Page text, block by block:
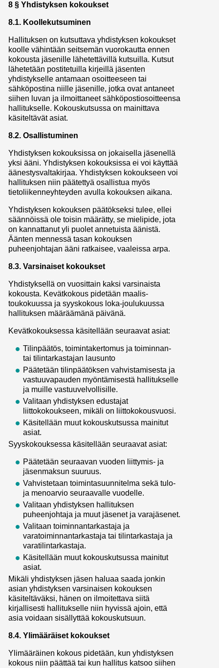
8 § Yhdistyksen kokoukset
8.1. Koollekutsuminen
Hallituksen on kutsuttava yhdistyksen kokoukset
koolle vähintään seitsemän vuorokautta ennen
kokousta jäsenille lähetettävillä kutsuilla. Kutsut
lähetetään postitetuilla kirjeillä jäsenten
yhdistykselle antamaan osoitteeseen tai
sähköpostina niille jäsenille, jotka ovat antaneet
siihen luvan ja ilmoittaneet sähköpostiosoitteensa
hallitukselle. Kokouskutsussa on mainittava
käsiteltävät asiat.
8.2. Osallistuminen
Yhdistyksen kokouksissa on jokaisella jäsenellä
yksi ääni. Yhdistyksen kokouksissa ei voi käyttää
äänestysvaltakirjaa. Yhdistyksen kokoukseen voi
hallituksen niin päätettyä osallistua myös
tietoliikenneyhteyden avulla kokouksen aikana.
Yhdistyksen kokouksen päätökseksi tulee, ellei
säännöissä ole toisin määrätty, se mielipide, jota
on kannattanut yli puolet annetuista äänistä.
Äänten mennessä tasan kokouksen
puheenjohtajan ääni ratkaisee, vaaleissa arpa.
8.3. Varsinaiset kokoukset
Yhdistyksellä on vuosittain kaksi varsinaista
kokousta. Kevätkokous pidetään maalis-
toukokuussa ja syyskokous loka-joulukuussa
hallituksen määräämänä päivänä.
Kevätkokouksessa käsitellään seuraavat asiat:
Tilinpäätös, toimintakertomus ja toiminnan-
tai tilintarkastajan lausunto
Päätetään tilinpäätöksen vahvistamisesta ja
vastuuvapauden myöntämisestä hallitukselle
ja muille vastuuvelvollisille.
Valitaan yhdistyksen edustajat
liittokokoukseen, mikäli on liittokokousvuosi.
Käsitellään muut kokouskutsussa mainitut
asiat.
Syyskokouksessa käsitellään seuraavat asiat:
Päätetään seuraavan vuoden liittymis- ja
jäsenmaksun suuruus.
Vahvistetaan toimintasuunnitelma sekä tulo-
ja menoarvio seuraavalle vuodelle.
Valitaan yhdistyksen hallituksen
puheenjohtaja ja muut jäsenet ja varajäsenet.
Valitaan toiminnantarkastaja ja
varatoiminnantarkastaja tai tilintarkastaja ja
varatilintarkastaja.
Käsitellään muut kokouskutsussa mainitut
asiat.
Mikäli yhdistyksen jäsen haluaa saada jonkin
asian yhdistyksen varsinaisen kokouksen
käsiteltäväksi, hänen on ilmoitettava siitä
kirjallisesti hallitukselle niin hyvissä ajoin, että
asia voidaan sisällyttää kokouskutsuun.
8.4. Ylimääräiset kokoukset
Ylimääräinen kokous pidetään, kun yhdistyksen
kokous niin päättää tai kun hallitus katsoo siihen